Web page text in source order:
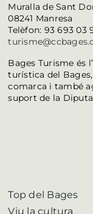
Muralla de Sant
08241 Manresa
Telèfon: 93 693 03
Bages Turisme és
turística del
comarca i també
suport de la
Top del Bages
Viu la cultura